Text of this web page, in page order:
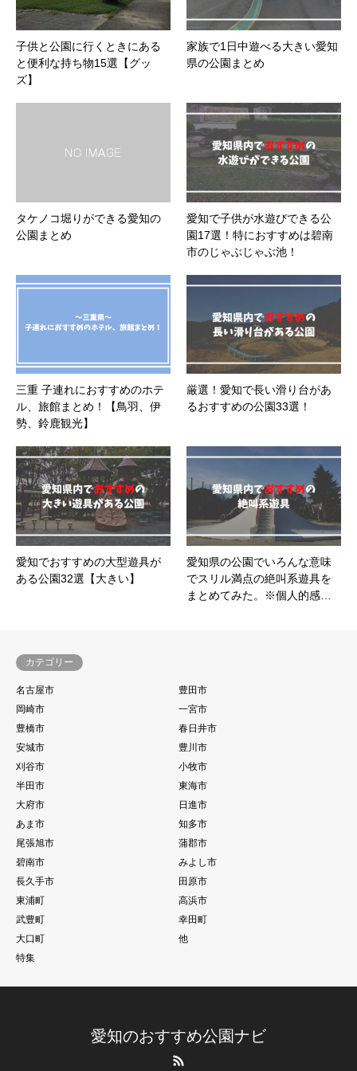
子供と公園に行くときにある
と便利な持ち物15選【グッ
ズ】
家族で1日中遊べる大きい愛知
県の公園まとめ
タケノコ堀りができる愛知の
公園まとめ
愛知で子供が水遊びできる公
園17選！特におすすめは碧南
市のじゃぶじゃぶ池！
三重 子連れにおすすめのホテ
ル、旅館まとめ！【鳥羽、伊
勢、鈴鹿観光】
厳選！愛知で長い滑り台があ
るおすすめの公園33選！
愛知でおすすめの大型遊具が
ある公園32選【大きい】
愛知県の公園でいろんな意味
でスリル満点の絶叫系遊具を
まとめてみた。※個人的感…
カテゴリー
名古屋市
豊田市
岡崎市
一宮市
豊橋市
春日井市
安城市
豊川市
刈谷市
小牧市
半田市
東海市
大府市
日進市
あま市
知多市
尾張旭市
蒲郡市
碧南市
みよし市
長久手市
田原市
東浦町
高浜市
武豊町
幸田町
大口町
他
特集
愛知のおすすめ公園ナビ